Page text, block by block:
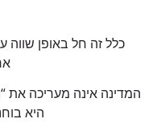
כלל זה חל באופן שווה על
המדינה אינה מעריכה את
היא